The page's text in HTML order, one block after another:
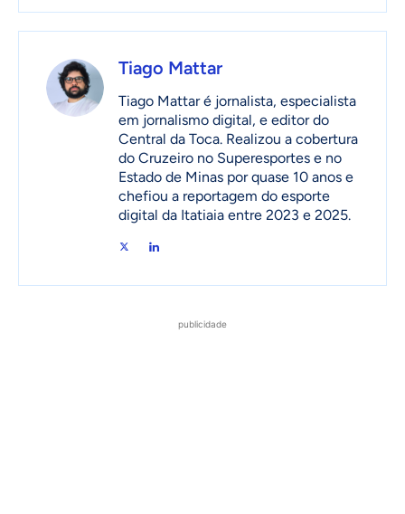
Tiago Mattar
Tiago Mattar é jornalista, especialista
em jornalismo digital, e editor do
Central da Toca. Realizou a cobertura
do Cruzeiro no Superesportes e no
Estado de Minas por quase 10 anos e
chefiou a reportagem do esporte
digital da Itatiaia entre 2023 e 2025.
publicidade